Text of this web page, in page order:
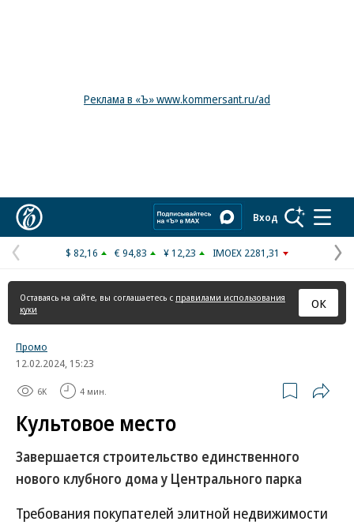
Реклама в «Ъ» www.kommersant.ru/ad
Вход
Предыдущая
страница
$ 82,16 € 94,83 ¥ 12,23 IMOEX 2281,31
Оставаясь на сайте, вы соглашаетесь с правилами использования
куки
ОК
Промо
12.02.2024, 15:23
6K 4 мин.
Культовое место
Завершается строительство единственного
нового клубного дома у Центрального парка
Требования покупателей элитной недвижимости